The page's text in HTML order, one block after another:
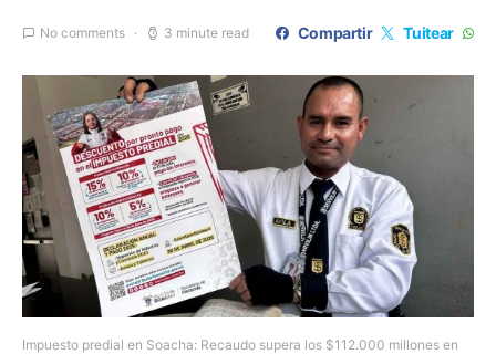
No comments 3 minute read Compartir Tuitear
Impuesto predial en Soacha: Recaudo supera los $112.000 millones en